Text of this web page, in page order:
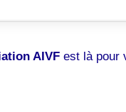
AIVF est là pour